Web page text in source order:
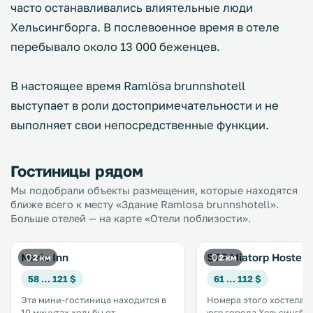
часто останавливались влиятельные люди
Хельсингборга. В послевоенное время в отеле
перебывало около 13 000 беженцев.
В настоящее время Ramlösa brunnshotell
выступает в роли достопримечательности и не
выполняет свои непосредственные функции.
Гостиницы рядом
Мы подобрали объекты размещения, которые находятся
ближе всего к месту «Здание Ramlosa brunnshotell».
Больше отелей — на карте «Отели поблизости».
2 км
Maria Inn
58 … 121 $
Эта мини-гостиница находится в
2 км
STF Miatorp Hostel
61 … 112 $
Номера этого хостела/